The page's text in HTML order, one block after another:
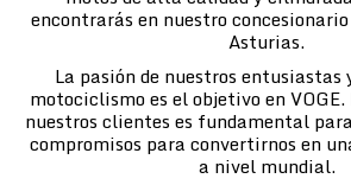
encontrarás en nuestro
Asturias.
La pasión de nuestros
motociclismo es el objetivo en
nuestros clientes es fundamental
compromisos para convertirnos en
a nivel mundial.